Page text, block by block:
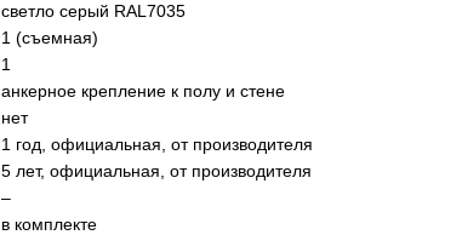
светло серый RAL7035
1 (съемная)
1
анкерное крепление к полу и стене
нет
1 год, официальная, от производителя
5 лет, официальная, от производителя
–
в комплекте